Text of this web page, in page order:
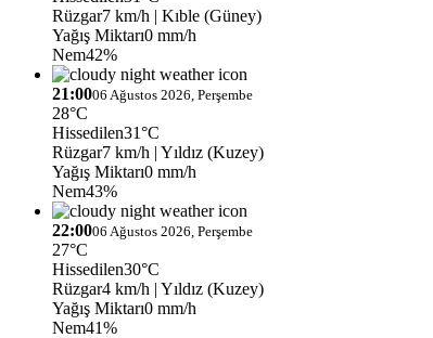
Rüzgar7 km/h | Kıble (Güney)
Yağış Miktarı0 mm/h
Nem42%
21:0006 Ağustos 2026, Perşembe
28°C
Hissedilen31°C
Rüzgar7 km/h | Yıldız (Kuzey)
Yağış Miktarı0 mm/h
Nem43%
22:0006 Ağustos 2026, Perşembe
27°C
Hissedilen30°C
Rüzgar4 km/h | Yıldız (Kuzey)
Yağış Miktarı0 mm/h
Nem41%